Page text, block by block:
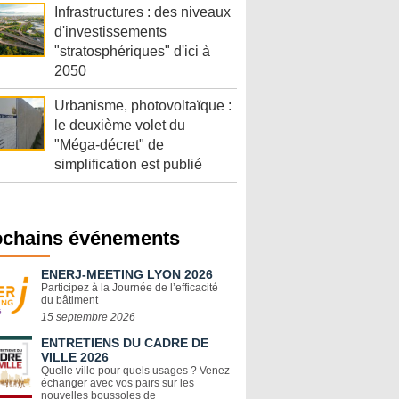
Infrastructures : des niveaux
d'investissements
"stratosphériques" d'ici à
2050
Urbanisme, photovoltaïque :
le deuxième volet du
"Méga-décret" de
simplification est publié
événements
ENERJ-MEETING LYON 2026
Participez à la Journée de l’efficacité
du bâtiment
15 septembre 2026
ENTRETIENS DU CADRE DE
VILLE 2026
Quelle ville pour quels usages ? Venez
échanger avec vos pairs sur les
nouvelles boussoles de